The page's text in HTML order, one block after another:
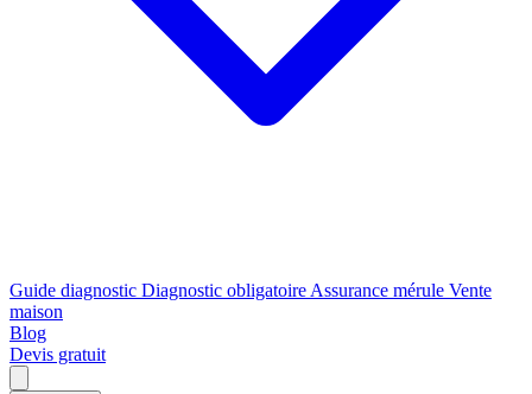
Guide diagnostic Diagnostic obligatoire Assurance mérule Vente
maison
Blog
Devis gratuit